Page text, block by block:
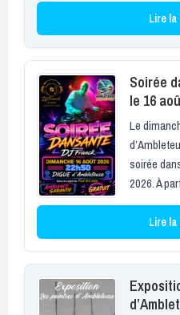
Lire
Soirée
le 16
Le
soirée
2026. À
Lire